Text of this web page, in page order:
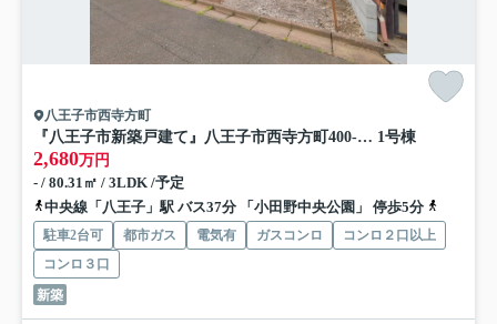
八王子市西寺方町
『八王子市新築戸建て』八王子市西寺方町400-37【仲介手数料無料】 １期 1号棟
2,680万円
- / 80.31㎡ / 3LDK /予定
中央線「八王子」駅 バス37分 「小田野中央公園」 停歩5分
駐車2台可 都市ガス 電気有 ガスコンロ
コンロ２口以上
コンロ３口
新築